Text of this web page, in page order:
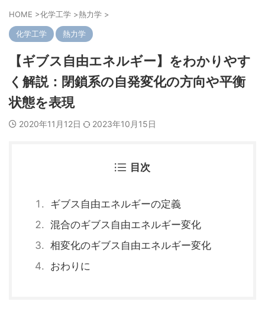
HOME >化学工学 >熱力学 >
化学工学 熱力学
【ギブス自由エネルギー】をわかりやす
く解説：閉鎖系の自発変化の方向や平衡
状態を表現
2020年11月12日 2023年10月15日
目次
ギブス自由エネルギーの定義
混合のギブス自由エネルギー変化
相変化のギブス自由エネルギー変化
おわりに